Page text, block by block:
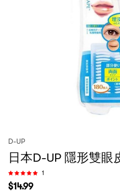
D-UP
日本D-UP 隱形雙眼
1
$14.99